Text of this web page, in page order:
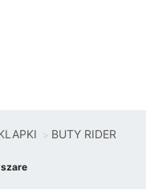
BUTY RIDER